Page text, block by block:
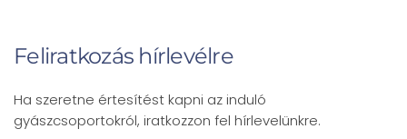
Feliratkozás hírlevélre
Ha szeretne értesítést kapni az induló
gyászcsoportokról, iratkozzon fel hírlevelünkre.